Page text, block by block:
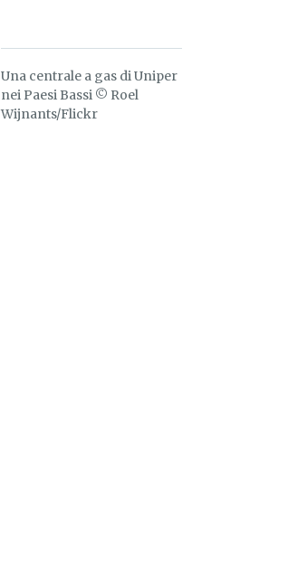
Una centrale a gas di Uniper
nei Paesi Bassi © Roel
Wijnants/Flickr